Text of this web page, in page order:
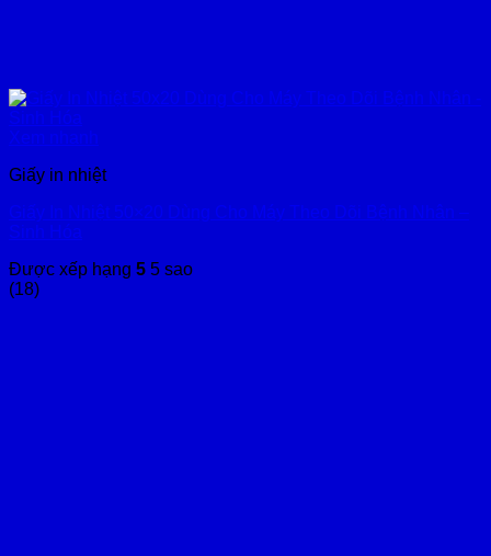
Xem nhanh
Giấy in nhiệt
Giấy In Nhiệt 50×20 Dùng Cho Máy Theo Dõi Bệnh Nhân –
Sinh Hóa
Được xếp hạng 5 5 sao
(18)